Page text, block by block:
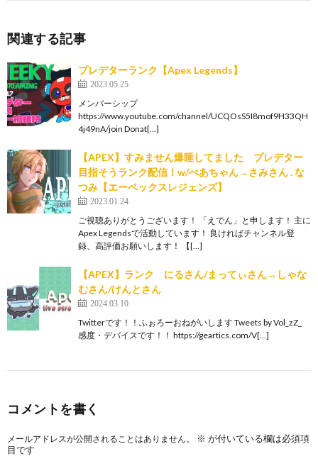
関連する記事
プレデターランク【Apex Legends】
2023.05.25
メンバーシップ
https://www.youtube.com/channel/UCQOsS5I8mof9H33QH
4j49nA/join Donat[…]
【APEX】すみません爆睡してました プレデター
目指そうランク配信！w/ぺあちゃん→さみさん . な
つみ【エーペックスレジェンズ】
2023.01.24
ご視聴ありがとうございます！ 「えでん」と申します！ 主に
Apex Legendsで活動しています！ 良ければチャンネル登
録、高評価お願いします！ 【[…]
【APEX】ランク にるさん/まってぃさん→しゃな
むさん/けんとさん
2024.03.10
Twitterです！！ふぉろーおねがいします Tweets by Vol_zZ_
感度・デバイスです！！ https://geartics.com/V[…]
コメントを書く
メールアドレスが公開されることはありません。 ※ が付いている欄は必須項
目です